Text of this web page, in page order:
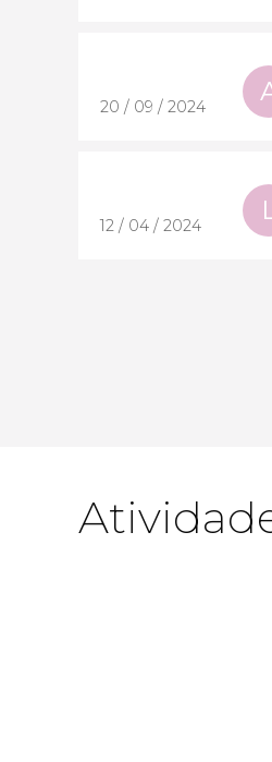
20 / 09 / 2024
12 / 04 / 2024